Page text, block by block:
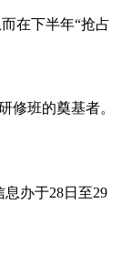
在下半年“抢占
修班的奠基者。
办于28日至29